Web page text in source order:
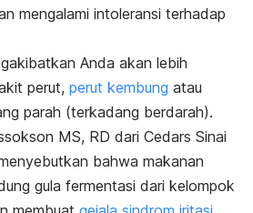
mengalami intoleransi terhadap
Anda akan lebih
perut, perut kembung atau
parah (terkadang berdarah).
MS, RD dari Cedars Sinai
bahwa makanan
gula fermentasi dari kelompok